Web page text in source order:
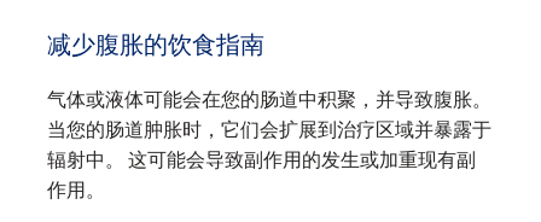
减少腹胀的饮食指南
气体或液体可能会在您的肠道中积聚，并导致腹胀。
当您的肠道肿胀时，它们会扩展到治疗区域并暴露于
辐射中。 这可能会导致副作用的发生或加重现有副
作用。